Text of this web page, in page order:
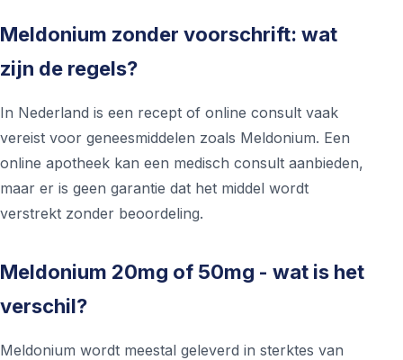
Meldonium zonder voorschrift: wat
zijn de regels?
In Nederland is een recept of online consult vaak
vereist voor geneesmiddelen zoals Meldonium. Een
online apotheek kan een medisch consult aanbieden,
maar er is geen garantie dat het middel wordt
verstrekt zonder beoordeling.
Meldonium 20mg of 50mg - wat is het
verschil?
Meldonium wordt meestal geleverd in sterktes van